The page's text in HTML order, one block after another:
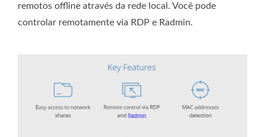
remotos offline através da rede local. Você pode
controlar remotamente via RDP e Radmin.